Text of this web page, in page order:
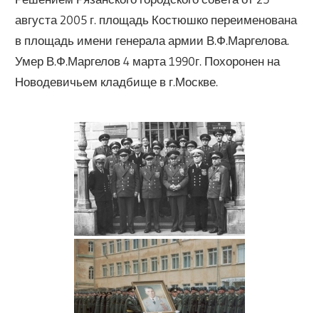
августа 2005 г. площадь Костюшко переименована
в площадь имени генерала армии В.Ф.Маргелова.
Умер В.Ф.Маргелов 4 марта 1990г. Похоронен на
Новодевичьем кладбище в г.Москве.